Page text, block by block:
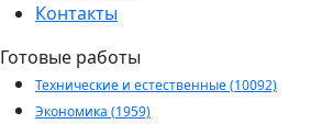
Контакты
Готовые работы
Технические и естественные (10092)
Экономика (1959)